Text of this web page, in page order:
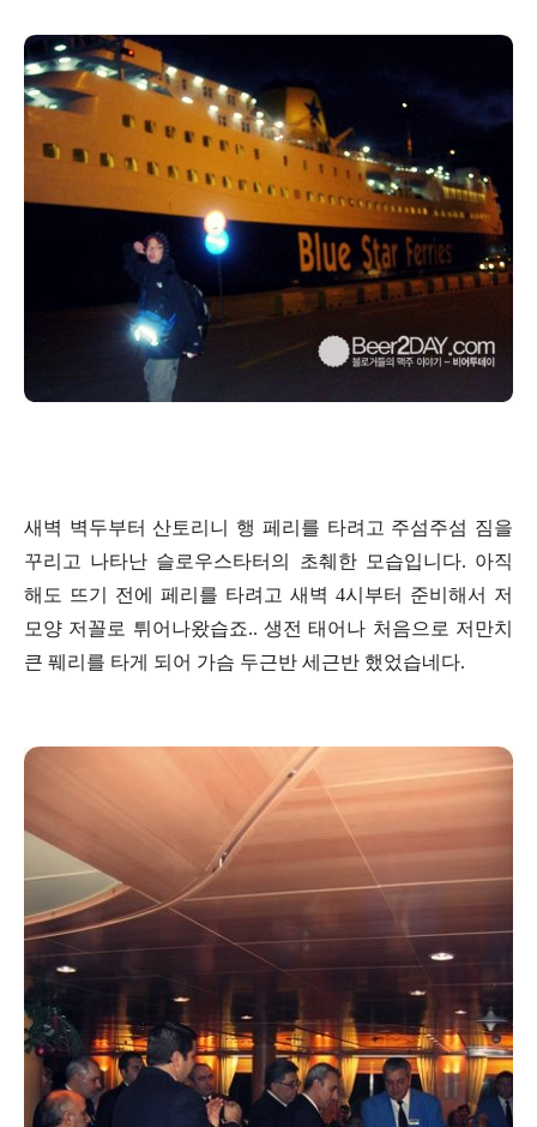
새벽 벽두부터 산토리니 행 페리를 타려고 주섬주섬 짐을
꾸리고 나타난 슬로우스타터의 초췌한 모습입니다. 아직
해도 뜨기 전에 페리를 타려고 새벽 4시부터 준비해서 저
모양 저꼴로 튀어나왔습죠.. 생전 태어나 처음으로 저만치
큰 풰리를 타게 되어 가슴 두근반 세근반 했었습네다.